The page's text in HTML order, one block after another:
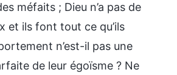
méfaits ; Dieu n’a pas de
et ils font tout ce qu’ils
n’est-il pas une
de leur égoïsme ? Ne